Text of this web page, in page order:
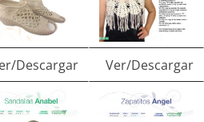
Descargar Ver/Descargar